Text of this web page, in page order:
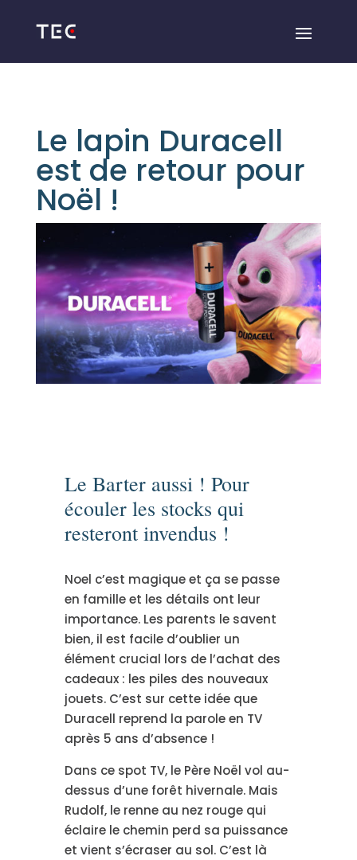
Le lapin Duracell
est de retour pour
Noël !
Le Barter aussi ! Pour
écouler les stocks qui
resteront invendus !
Noel c’est magique et ça se passe
en famille et les détails ont leur
importance. Les parents le savent
bien, il est facile d’oublier un
élément crucial lors de l’achat des
cadeaux : les piles des nouveaux
jouets. C’est sur cette idée que
Duracell reprend la parole en TV
après 5 ans d’absence !
Dans ce spot TV, le Père Noël vol au-
dessus d’une forêt hivernale. Mais
Rudolf, le renne au nez rouge qui
éclaire le chemin perd sa puissance
et vient s’écraser au sol. C’est là